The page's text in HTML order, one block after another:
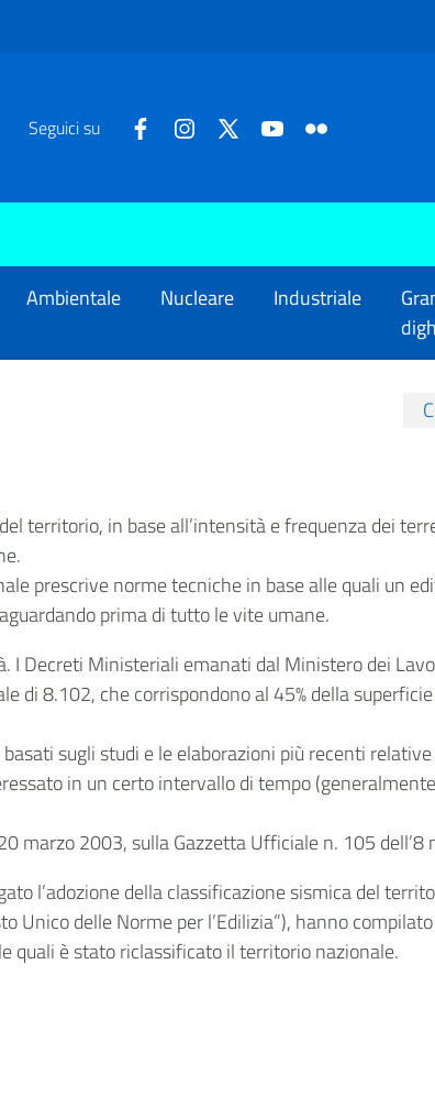
Seguici su
Ambientale Nucleare Industriale
territorio, in base all’intensità e frequenza dei
prescrive norme tecniche in base alle quali un
prima di tutto le vite umane.
I Decreti Ministeriali emanati dal Ministero dei
di 8.102, che corrispondono al 45% della
sugli studi e le elaborazioni più recenti
in un certo intervallo di tempo
marzo 2003, sulla Gazzetta Ufficiale n. 105 dell’8
l’adozione della classificazione sismica del
delle Norme per l’Edilizia”), hanno compilato
quali è stato riclassificato il territorio nazionale.